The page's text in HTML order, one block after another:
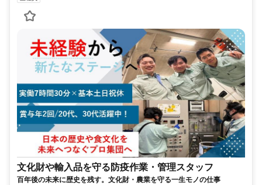
文化財や輸入品を守る防疫作業・管理スタッフ
百年後の未来に歴史を残す。文化財・農業を守る一生モノの仕事